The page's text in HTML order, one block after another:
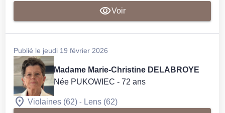
Voir
Publié le jeudi 19 février 2026
Madame Marie-Christine DELABROYE
Née PUKOWIEC - 72 ans
Violaines (62) - Lens (62)